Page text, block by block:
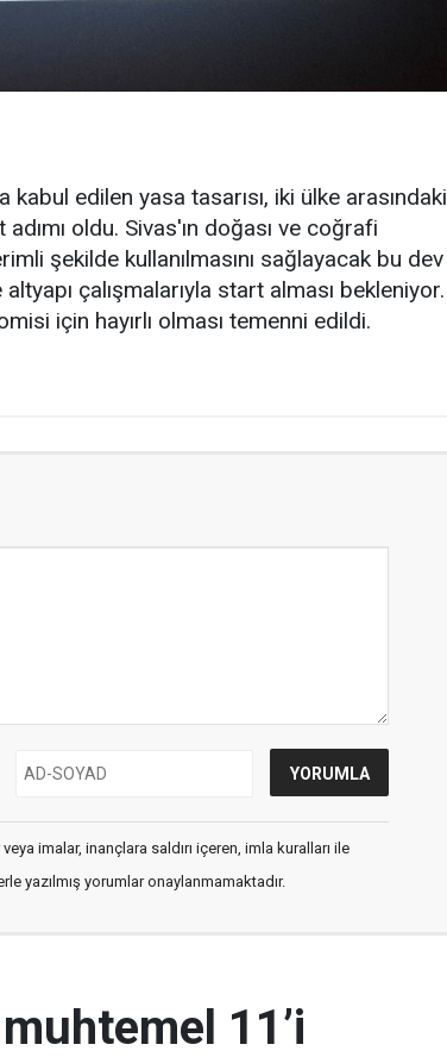
edilen yasa tasarısı, iki ülke arasındaki
oldu. Sivas'ın doğası ve coğrafi
şekilde kullanılmasını sağlayacak bu dev
çalışmalarıyla start alması bekleniyor.
için hayırlı olması temenni edildi.
imalar, inançlara saldırı içeren, imla kuralları ile
yazılmış yorumlar onaylanmamaktadır.
11’i